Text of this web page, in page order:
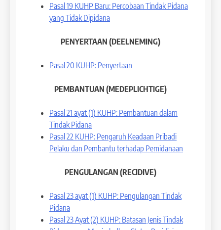
Pasal 19 KUHP Baru: Percobaan Tindak Pidana
yang Tidak Dipidana
PENYERTAAN (DEELNEMING)
Pasal 20 KUHP: Penyertaan
PEMBANTUAN (MEDEPLICHTIGE)
Pasal 21 ayat (1) KUHP: Pembantuan dalam
Tindak Pidana
Pasal 22 KUHP: Pengaruh Keadaan Pribadi
Pelaku dan Pembantu terhadap Pemidanaan
PENGULANGAN (RECIDIVE)
Pasal 23 ayat (1) KUHP: Pengulangan Tindak
Pidana
Pasal 23 Ayat (2) KUHP: Batasan Jenis Tindak